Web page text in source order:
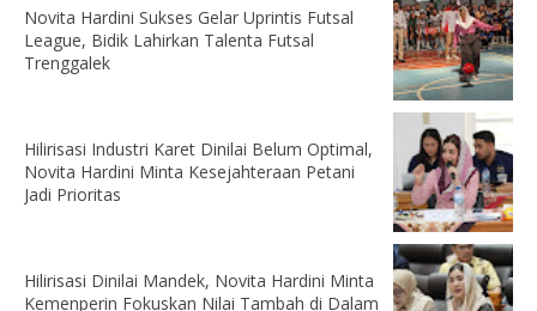
Novita Hardini Sukses Gelar Uprintis Futsal
League, Bidik Lahirkan Talenta Futsal
Trenggalek
Hilirisasi Industri Karet Dinilai Belum Optimal,
Novita Hardini Minta Kesejahteraan Petani
Jadi Prioritas
Hilirisasi Dinilai Mandek, Novita Hardini Minta
Kemenperin Fokuskan Nilai Tambah di Dalam